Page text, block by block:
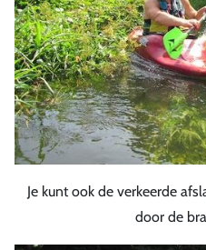
Je kunt ook de verkeerde
door de